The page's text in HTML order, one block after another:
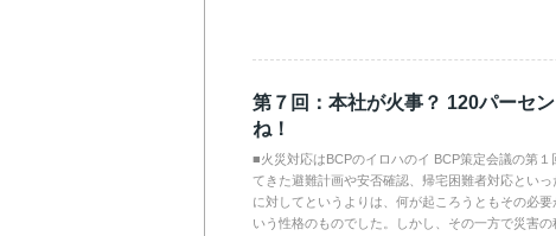
第７回：本社が火事？ 120パーセ
ね！
■火災対応はBCPのイロハのイ BCP策定会議の第１
てきた避難計画や安否確認、帰宅困難者対応とい
に対してというよりは、何が起ころうともその必
いう性格のものでした。しかし、その一方で災害